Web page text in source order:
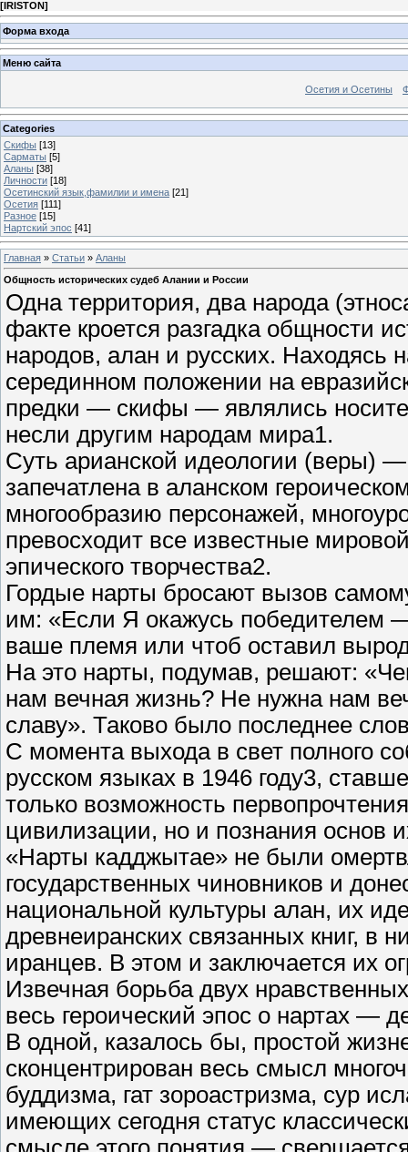
[IRISTON]
Форма входа
Меню сайта
Осетия и Осетины
Categories
Скифы [13]
Сарматы [5]
Аланы [38]
Личности [18]
Осетинский язык,фамилии и имена [21]
Осетия [111]
Разное [15]
Нартский эпос [41]
Главная » Статьи » Аланы
Общность исторических судеб Алании и России
Одна территория, два народа
факте кроется разгадка общности
народов, алан и русских. Находясь
серединном положении на
предки — скифы — являлись
несли другим народам мира1.
Суть арианской идеологии (веры)
запечатлена в аланском
многообразию персонажей,
превосходит все известные
эпического творчества2.
Гордые нарты бросают вызов
им: «Если Я окажусь победителем
ваше племя или чтоб оставил
На это нарты, подумав, решают:
нам вечная жизнь? Не нужна нам
славу». Таково было последнее
С момента выхода в свет полного
русском языках в 1946 году3,
только возможность
цивилизации, но и познания основ
«Нарты кадджытае» не были
государственных чиновников и
национальной культуры алан, их
древнеиранских связанных книг, в
иранцев. В этом и заключается их
Извечная борьба двух
весь героический эпос о нартах —
В одной, казалось бы, простой
сконцентрирован весь смысл
буддизма, гат зороастризма, сур
имеющих сегодня статус